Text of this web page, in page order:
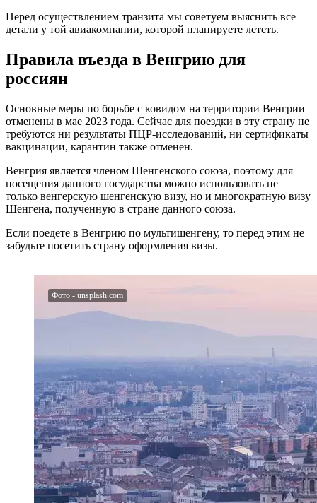
Перед осуществлением транзита мы советуем выяснить все
детали у той авиакомпании, которой планируете лететь.
Правила въезда в Венгрию для
россиян
Основные меры по борьбе с ковидом на территории Венгрии
отменены в мае 2023 года. Сейчас для поездки в эту страну не
требуются ни результаты ПЦР-исследований, ни сертификаты
вакцинации, карантин также отменен.
Венгрия является членом Шенгенского союза, поэтому для
посещения данного государства можно использовать не
только венгерскую шенгенскую визу, но и многократную визу
Шенгена, полученную в стране данного союза.
Если поедете в Венгрию по мультишенгену, то перед этим не
забудьте посетить страну оформления визы.